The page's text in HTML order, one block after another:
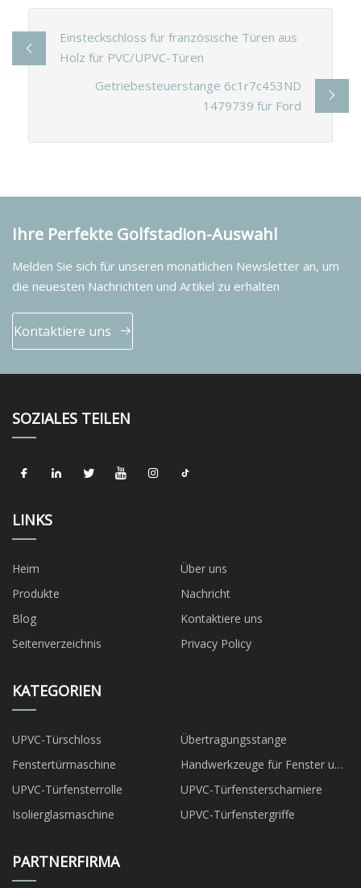
Einsteckschloss für französische Türen aus
Holz für PVC/UPVC-Türen
Getriebesteuerstange 6c1r7c453ND
1479739 für Ford
Ihre Perfekte Golfstadion-Auswahl
Melden Sie sich für unseren monatlichen Newsletter an, um
die neuesten Nachrichten und Artikel zu erhalten
Kontaktiere uns
SOZIALES TEILEN
LINKS
Heim
Über uns
Produkte
Nachricht
Blog
Kontaktiere uns
Seitenverzeichnis
Privacy Policy
KATEGORIEN
UPVC-Türschloss
Übertragungsstange
Fenstertürmaschine
Handwerkzeuge für Fenster und
Türen
UPVC-Türfensterrolle
UPVC-Türfensterscharniere
Isolierglasmaschine
UPVC-Türfenstergriffe
PARTNERFIRMA